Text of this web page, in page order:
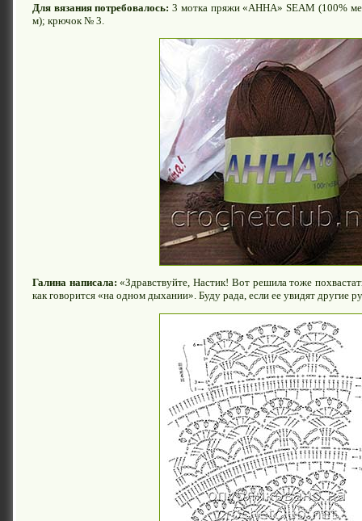
Для вязания потребовалось: 3 мотка пряжи «АННА» SEAM (100%
м); крючок № 3.
Галина написала: «Здравствуйте, Настик! Вот решила тоже
как говорится «на одном дыхании». Буду рада, если ее увидят другие